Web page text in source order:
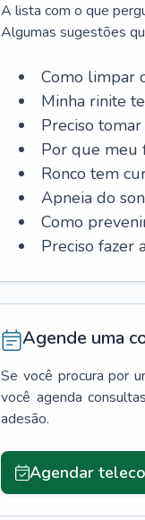
A lista com o que
Algumas sugestões
Como limpar
Minha rinite
Preciso
Por que meu
Ronco tem
Apneia do
Como
Preciso fazer
Agende uma
Se você procura por
você agenda
adesão.
Agendar